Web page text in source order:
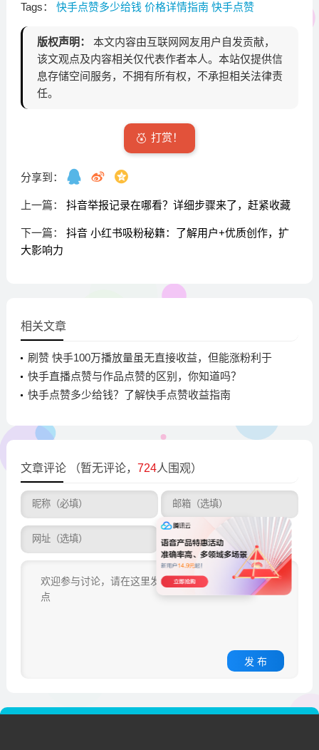
Tags： 快手点赞多少给钱 价格详情指南 快手点赞
版权声明：
本文内容由互联网网友用户自发贡献，
该文观点及内容相关仅代表作者本人。本站仅提供信
息存储空间服务，不拥有所有权，不承担相关法律责
任。
打赏！
分享到：
上一篇： 抖音举报记录在哪看？详细步骤来了，赶紧收藏
下一篇： 抖音 小红书吸粉秘籍：了解用户+优质创作，扩
大影响力
相关文章
刷赞 快手100万播放量虽无直接收益，但能涨粉利于
后期变现
快手直播点赞与作品点赞的区别，你知道吗？
快手点赞多少给钱？了解快手点赞收益指南
文章评论 （暂无评论， 724人围观）
发 布